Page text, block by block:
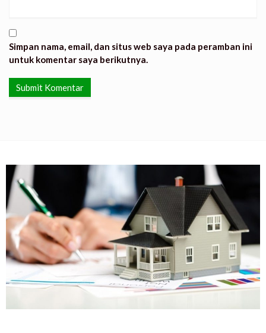
Simpan nama, email, dan situs web saya pada peramban ini
untuk komentar saya berikutnya.